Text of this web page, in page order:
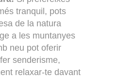
tranquil, pots
de la natura
a les muntanyes
neu pot oferir
senderisme,
relaxar-te davant